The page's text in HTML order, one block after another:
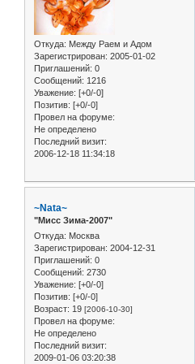
Откуда: Между Раем и Адом
Зарегистрирован: 2005-01-02
Приглашений: 0
Сообщений: 1216
Уважение: [+0/-0]
Позитив: [+0/-0]
Провел на форуме:
Не определено
Последний визит:
2006-12-18 11:34:18
~Nata~
"Мисс Зима-2007"
Откуда: Москва
Зарегистрирован: 2004-12-31
Приглашений: 0
Сообщений: 2730
Уважение: [+0/-0]
Позитив: [+0/-0]
Возраст: 19 [2006-10-30]
Провел на форуме:
Не определено
Последний визит:
2009-01-06 03:20:38